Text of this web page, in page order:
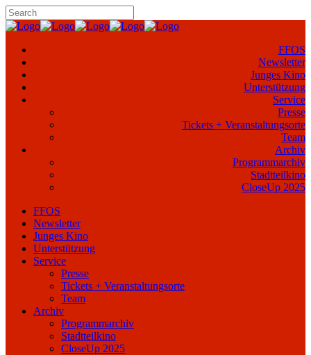
FFOS
Newsletter
Junges Kino
Unterstützung
Service
Presse
Tickets + Veranstaltungsorte
Team
Archiv
Programmarchiv
Stadtteilkino
CloseUp 2025
FFOS
Newsletter
Junges Kino
Unterstützung
Service
Presse
Tickets + Veranstaltungsorte
Team
Archiv
Programmarchiv
Stadtteilkino
CloseUp 2025